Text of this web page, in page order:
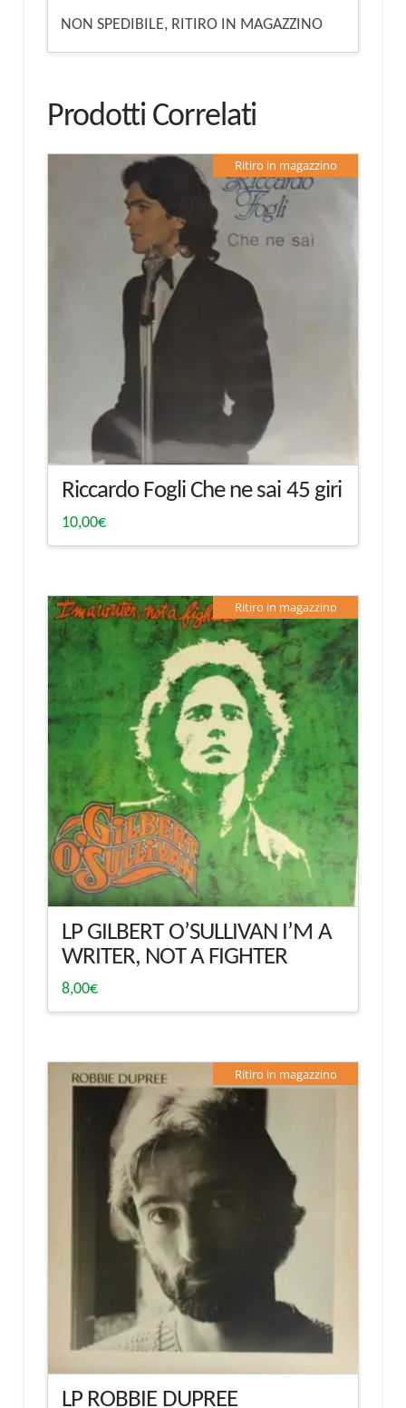
NON SPEDIBILE, RITIRO IN MAGAZZINO
Prodotti Correlati
Ritiro in magazzino
Riccardo Fogli Che ne sai 45 giri
10,00€
Ritiro in magazzino
LP GILBERT O’SULLIVAN I’M A
WRITER, NOT A FIGHTER
8,00€
Ritiro in magazzino
LP ROBBIE DUPREE